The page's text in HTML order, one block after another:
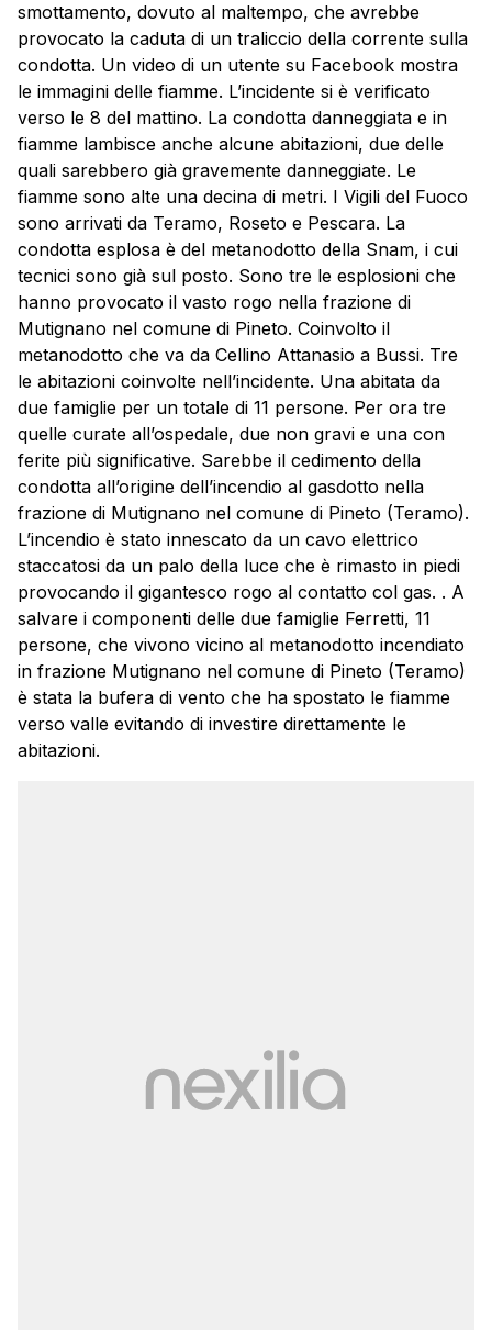
smottamento, dovuto al maltempo, che avrebbe
provocato la caduta di un traliccio della corrente sulla
condotta. Un video di un utente su Facebook mostra
le immagini delle fiamme. L’incidente si è verificato
verso le 8 del mattino. La condotta danneggiata e in
fiamme lambisce anche alcune abitazioni, due delle
quali sarebbero già gravemente danneggiate. Le
fiamme sono alte una decina di metri. I Vigili del Fuoco
sono arrivati da Teramo, Roseto e Pescara. La
condotta esplosa è del metanodotto della Snam, i cui
tecnici sono già sul posto. Sono tre le esplosioni che
hanno provocato il vasto rogo nella frazione di
Mutignano nel comune di Pineto. Coinvolto il
metanodotto che va da Cellino Attanasio a Bussi. Tre
le abitazioni coinvolte nell’incidente. Una abitata da
due famiglie per un totale di 11 persone. Per ora tre
quelle curate all’ospedale, due non gravi e una con
ferite più significative. Sarebbe il cedimento della
condotta all’origine dell’incendio al gasdotto nella
frazione di Mutignano nel comune di Pineto (Teramo).
L’incendio è stato innescato da un cavo elettrico
staccatosi da un palo della luce che è rimasto in piedi
provocando il gigantesco rogo al contatto col gas. . A
salvare i componenti delle due famiglie Ferretti, 11
persone, che vivono vicino al metanodotto incendiato
in frazione Mutignano nel comune di Pineto (Teramo)
è stata la bufera di vento che ha spostato le fiamme
verso valle evitando di investire direttamente le
abitazioni.